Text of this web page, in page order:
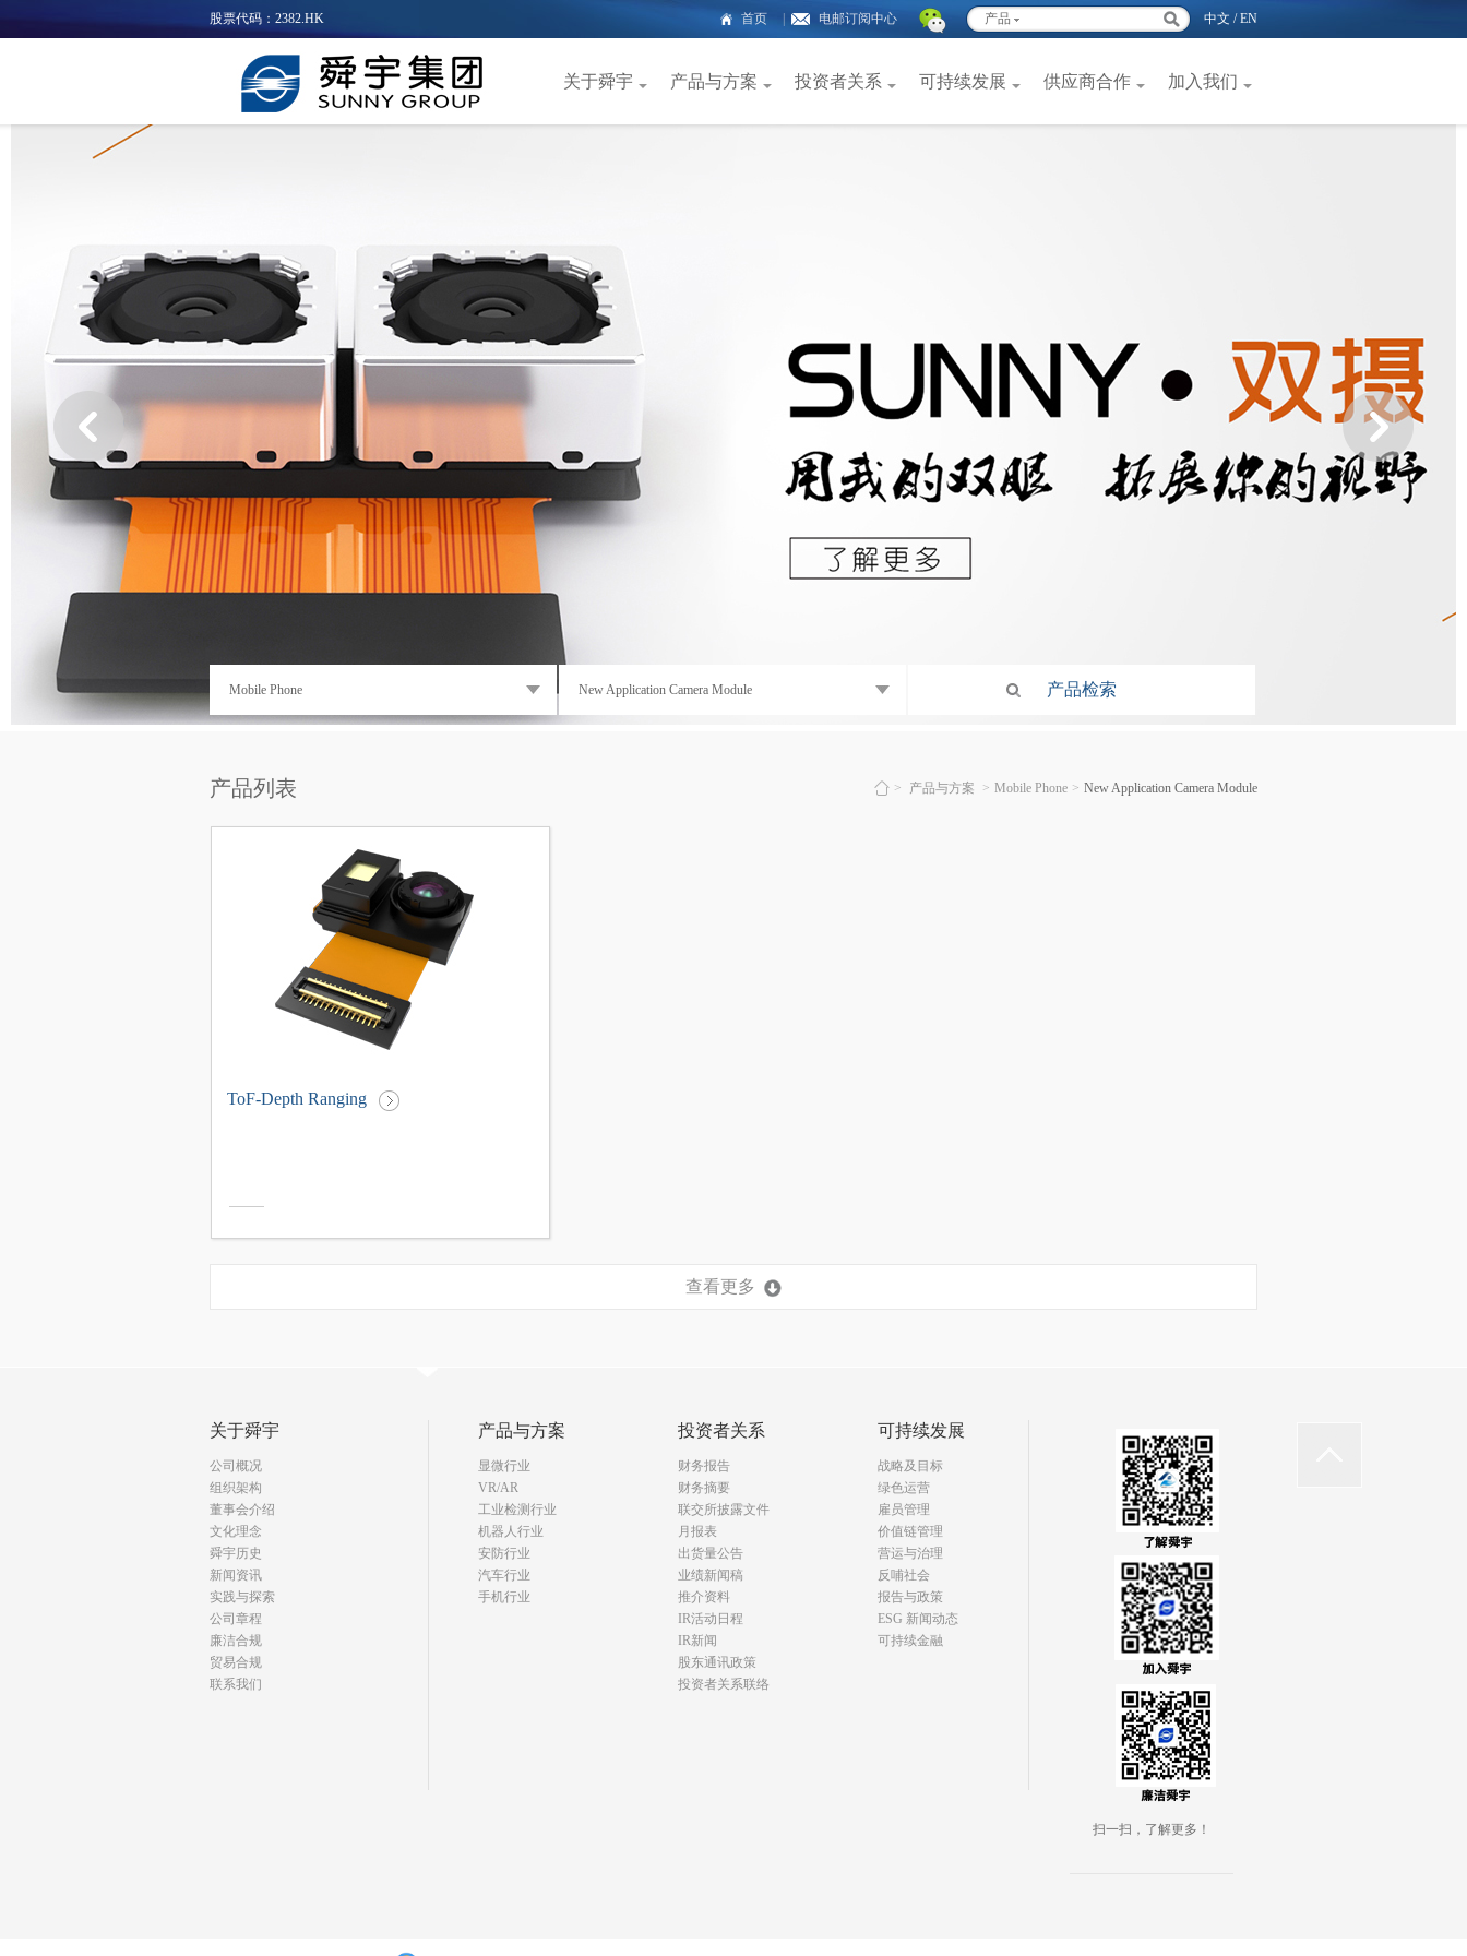
股票代码：2382.HK 首页 电邮订阅中心 产品 中文 /EN
关于舜宇 产品与方案 投资者关系 可持续发展 供应商合作 加入我们
Mobile Phone New Application Camera Module
产品列表 > 产品与方案 > Mobile Phone > New Application Camera Module
ToF-Depth Ranging
查看更多
关于舜宇
公司概况
组织架构
董事会介绍
文化理念
舜宇历史
新闻资讯
实践与探索
公司章程
廉洁合规
贸易合规
联系我们
产品与方案
显微行业
VR/AR
工业检测行业
机器人行业
安防行业
汽车行业
手机行业
投资者关系
财务报告
财务摘要
联交所披露文件
月报表
出货量公告
业绩新闻稿
推介资料
IR活动日程
IR新闻
股东通讯政策
投资者关系联络
可持续发展
战略及目标
绿色运营
雇员管理
价值链管理
营运与治理
反哺社会
报告与政策
ESG 新闻动态
可持续金融
扫一扫，了解更多！